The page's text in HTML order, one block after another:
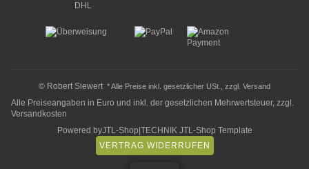
© Robert Siewert* Alle Preise inkl. gesetzlicher USt., zzgl. Versand
Alle Preiseangaben in Euro und inkl. der gesetzlichen Mehrwertsteuer, zzgl.
Versandkosten
Powered byJTL-Shop TECHNIK JTL-Shop Template
VERTRAG WIDERRUFEN